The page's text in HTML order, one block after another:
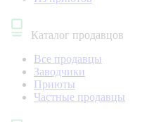
Каталог продавцов
Все продавцы
Заводчики
Приюты
Частные продавцы